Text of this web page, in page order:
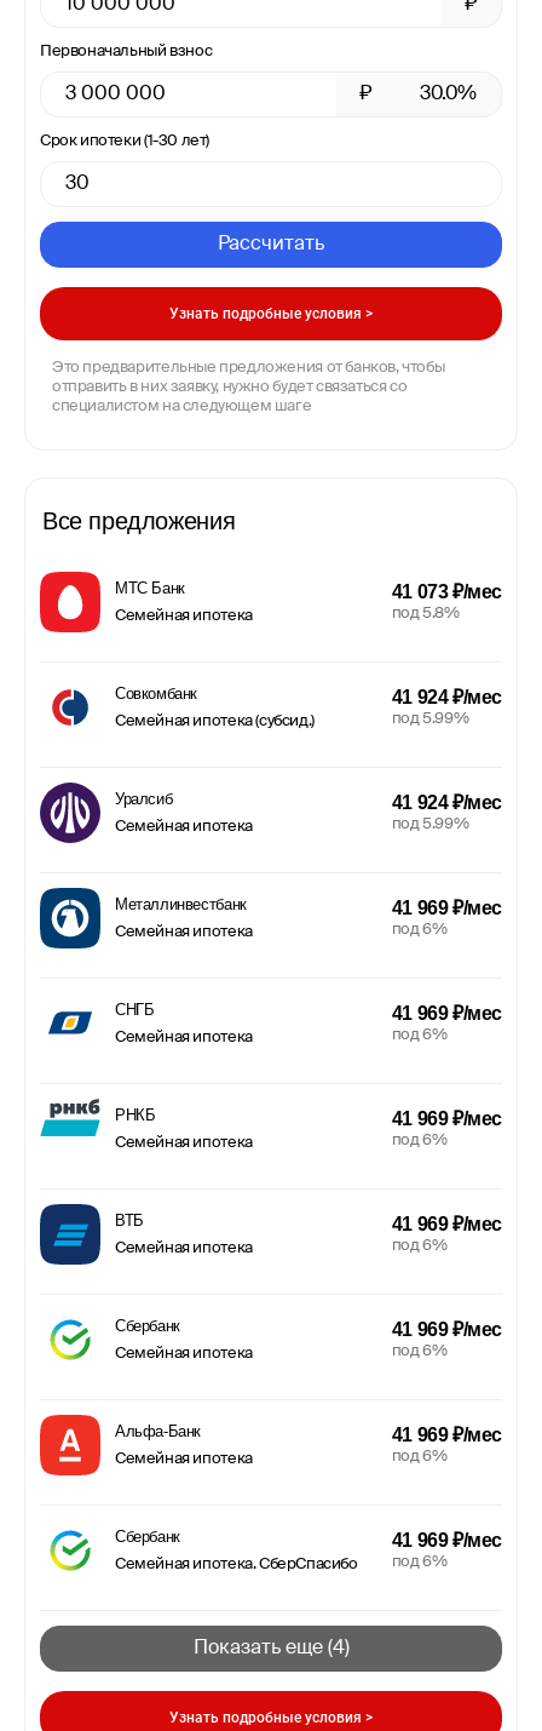
₽
Первоначальный взнос
₽ 30.0%
Срок ипотеки (1-30 лет)
Рассчитать
Узнать подробные условия >
Это предварительные предложения от банков, чтобы
отправить в них заявку, нужно будет связаться со
специалистом на следующем шаге
Все предложения
МТС Банк
Семейная ипотека
41 073 ₽/мес
под 5.8%
Совкомбанк
Семейная ипотека (субсид.)
41 924 ₽/мес
под 5.99%
Уралсиб
Семейная ипотека
41 924 ₽/мес
под 5.99%
Металлинвестбанк
Семейная ипотека
41 969 ₽/мес
под 6%
СНГБ
Семейная ипотека
41 969 ₽/мес
под 6%
РНКБ
Семейная ипотека
41 969 ₽/мес
под 6%
ВТБ
Семейная ипотека
41 969 ₽/мес
под 6%
Сбербанк
Семейная ипотека
41 969 ₽/мес
под 6%
Альфа-Банк
Семейная ипотека
41 969 ₽/мес
под 6%
Сбербанк
Семейная ипотека. СберСпасибо
41 969 ₽/мес
под 6%
Показать еще (4)
Узнать подробные условия >